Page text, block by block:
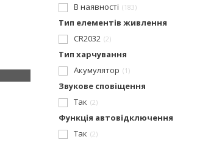
В наявності
183
Тип елементів живлення
CR2032 2
Тип харчування
Акумулятор
1
Звукове сповіщення
Так
2
Функція автовідключення
Так
2